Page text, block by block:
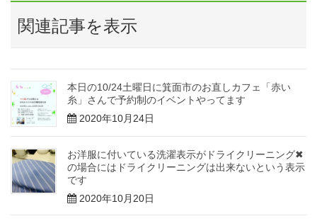
関連記事を表示
本日の10/24土曜日に箕面市のお直しカフェ「赤い
糸」さんで予約制のイベントやってます
2020年10月24日
お洋服に付いている洗濯表示がドライクリーニング✖
の場合にはドライクリーニングは出来ないという表示
です
2020年10月20日